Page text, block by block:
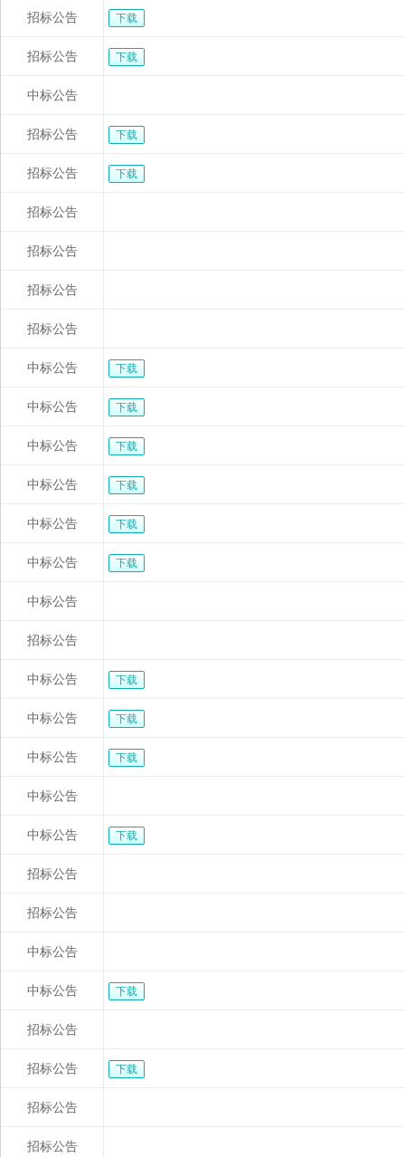
招标公告 下载
招标公告 下载
中标公告
招标公告 下载
招标公告 下载
招标公告
招标公告
招标公告
招标公告
中标公告 下载
中标公告 下载
中标公告 下载
中标公告 下载
中标公告 下载
中标公告 下载
中标公告
招标公告
中标公告 下载
中标公告 下载
中标公告 下载
中标公告
中标公告 下载
招标公告
招标公告
中标公告
中标公告 下载
招标公告
招标公告 下载
招标公告
招标公告